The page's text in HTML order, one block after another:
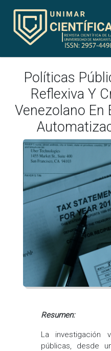
Políticas
Reflexiva Y
Venezolano En
Resumen:
La investigación
públicas, desde